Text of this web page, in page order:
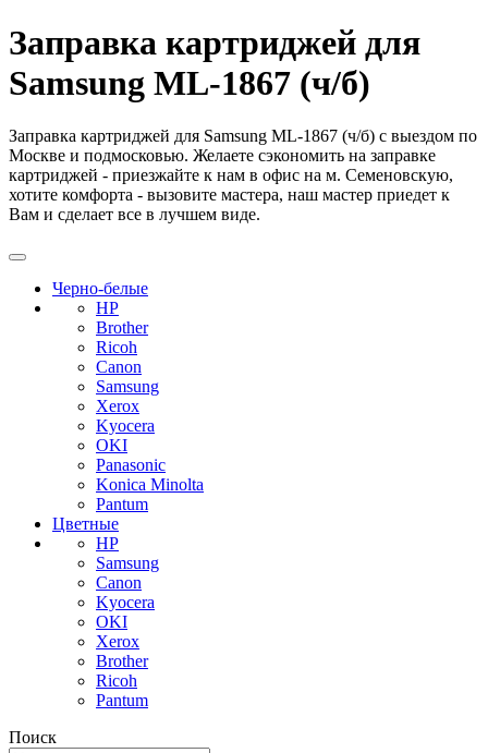
Заправка картриджей для
Samsung ML-1867 (ч/б)
Заправка картриджей для Samsung ML-1867 (ч/б) с выездом по
Москве и подмосковью. Желаете сэкономить на заправке
картриджей - приезжайте к нам в офис на м. Семеновскую,
хотите комфорта - вызовите мастера, наш мастер приедет к
Вам и сделает все в лучшем виде.
Черно-белые
HP
Brother
Ricoh
Canon
Samsung
Xerox
Kyocera
OKI
Panasonic
Konica Minolta
Pantum
Цветные
HP
Samsung
Canon
Kyocera
OKI
Xerox
Brother
Ricoh
Pantum
Поиск